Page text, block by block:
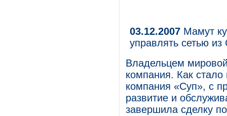
03.12.2007 Мамут
управлять сетью
Владельцем
компания. Как
компания «Суп», с
развитие и
завершила сделку